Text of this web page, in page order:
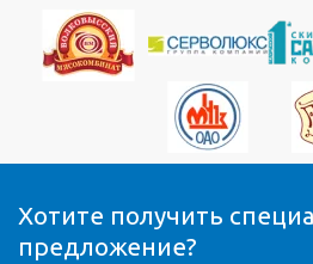
Хотите получить
предложение?